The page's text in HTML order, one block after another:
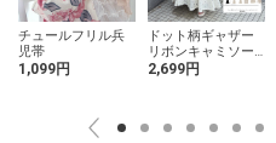
チュールフリル兵
児帯
1,099円
ドット柄ギャザー
リボンキャミソー
ルワンピース
2,699円